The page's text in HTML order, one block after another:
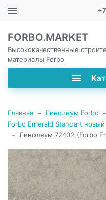
FORBO.MARKET
Высококачественные
материалы Forbo
Главная - Линолеум Forbo -
Forbo Emerald Standart
- Линолеум 72402 (Forbo